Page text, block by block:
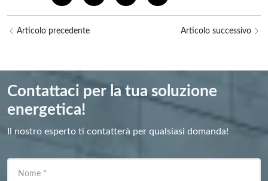
Articolo precedente Articolo successivo
Contattaci per la tua soluzione
energetica!
Il nostro esperto ti contatterà per qualsiasi domanda!
Nome *